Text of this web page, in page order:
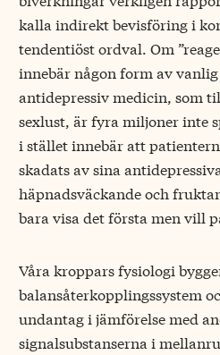
kalla indirekt bevisföring i
tendentiöst ordval. Om
innebär någon form av
antidepressiv medicin, som
sexlust, är fyra miljoner inte
i stället innebär att
skadats av sina
häpnadsväckande och
bara visa det första men vill
Våra kroppars fysiologi
balansåterkopplingssystem
undantag i jämförelse med
signalsubstanserna i